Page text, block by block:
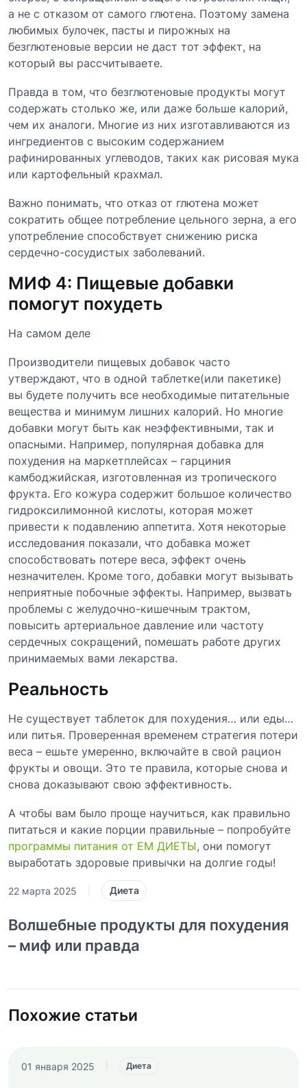
а не с отказом от самого глютена. Поэтому замена
любимых булочек, пасты и пирожных на
безглютеновые версии не даст тот эффект, на
который вы рассчитываете.
Правда в том, что безглютеновые продукты могут
содержать столько же, или даже больше калорий,
чем их аналоги. Многие из них изготавливаются из
ингредиентов с высоким содержанием
рафинированных углеводов, таких как рисовая мука
или картофельный крахмал.
Важно понимать, что отказ от глютена может
сократить общее потребление цельного зерна, а его
употребление способствует снижению риска
сердечно-сосудистых заболеваний.
МИФ 4: Пищевые добавки
помогут похудеть
На самом деле
Производители пищевых добавок часто
утверждают, что в одной таблетке(или пакетике)
вы будете получить все необходимые питательные
вещества и минимум лишних калорий. Но многие
добавки могут быть как неэффективными, так и
опасными. Например, популярная добавка для
похудения на маркетплейсах – гарциния
камбоджийская, изготовленная из тропического
фрукта. Его кожура содержит большое количество
гидроксилимонной кислоты, которая может
привести к подавлению аппетита. Хотя некоторые
исследования показали, что добавка может
способствовать потере веса, эффект очень
незначителен. Кроме того, добавки могут вызывать
неприятные побочные эффекты. Например, вызвать
проблемы с желудочно-кишечным трактом,
повысить артериальное давление или частоту
сердечных сокращений, помешать работе других
принимаемых вами лекарства.
Реальность
Не существует таблеток для похудения… или еды…
или питья. Проверенная временем стратегия потери
веса – ешьте умеренно, включайте в свой рацион
фрукты и овощи. Это те правила, которые снова и
снова доказывают свою эффективность.
А чтобы вам было проще научиться, как правильно
питаться и какие порции правильные – попробуйте
программы питания от ЕМ ДИЕТЫ, они помогут
выработать здоровые привычки на долгие годы!
22 марта 2025 Диета
Волшебные продукты для похудения
– миф или правда
Похожие статьи
01 января 2025 Диета